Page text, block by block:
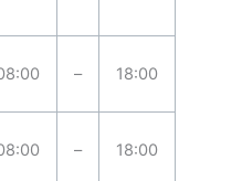
– 18:00
– 18:00